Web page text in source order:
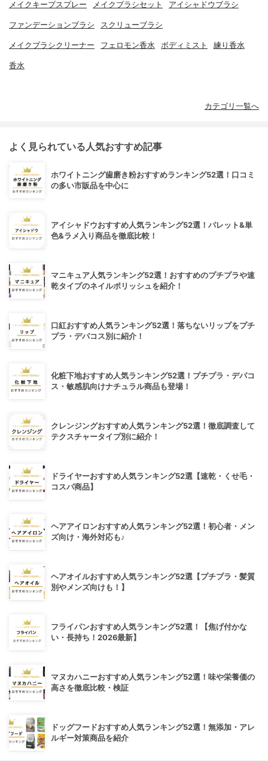
メイクキープスプレー メイクブラシセット アイシャドウブラシ
ファンデーションブラシ スクリューブラシ
メイクブラシクリーナー フェロモン香水 ボディミスト 練り香水
香水
カテゴリ一覧へ
よく見られている人気おすすめ記事
ホワイトニング歯磨き粉おすすめランキング52選！口コミ
の多い市販品を中心に
アイシャドウおすすめ人気ランキング52選！パレット&単
色&ラメ入り商品を徹底比較！
マニキュア人気ランキング52選！おすすめのプチプラや速
乾タイプのネイルポリッシュを紹介！
口紅おすすめ人気ランキング52選！落ちないリップをプチ
プラ・デパコス別に紹介！
化粧下地おすすめ人気ランキング52選！プチプラ・デパコ
ス・敏感肌向けナチュラル商品も登場！
クレンジングおすすめ人気ランキング52選！徹底調査して
テクスチャータイプ別に紹介！
ドライヤーおすすめ人気ランキング52選【速乾・くせ毛・
コスパ商品】
ヘアアイロンおすすめ人気ランキング52選！初心者・メン
ズ向け・海外対応も♪
ヘアオイルおすすめ人気ランキング52選【プチプラ・髪質
別やメンズ向けも！】
フライパンおすすめ人気ランキング52選！【焦げ付かな
い・長持ち！2026最新】
マヌカハニーおすすめ人気ランキング52選！味や栄養価の
高さを徹底比較・検証
ドッグフードおすすめ人気ランキング52選！無添加・アレ
ルギー対策商品を紹介